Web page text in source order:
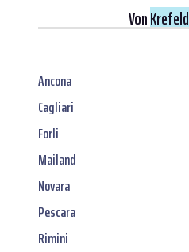
VonKrefeld
Ancona
Cagliari
Forli
Mailand
Novara
Pescara
Rimini